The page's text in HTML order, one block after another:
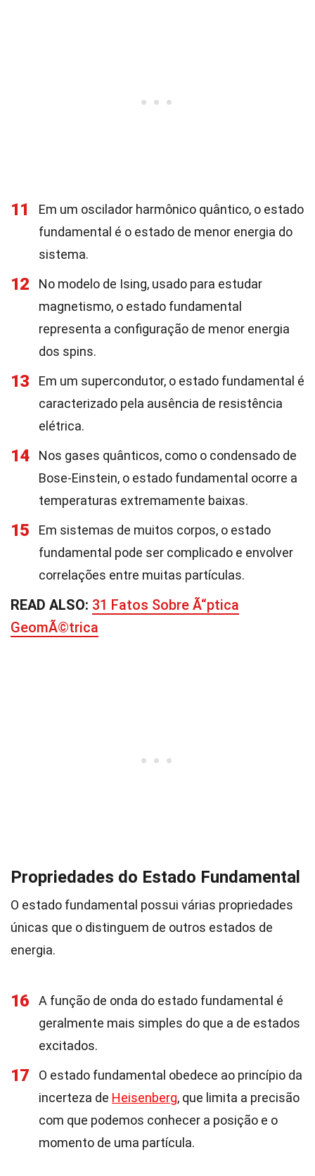
11
Em um oscilador harmônico quântico, o estado
fundamental é o estado de menor energia do
sistema.
12
No modelo de Ising, usado para estudar
magnetismo, o estado fundamental
representa a configuração de menor energia
dos spins.
13
Em um supercondutor, o estado fundamental é
caracterizado pela ausência de resistência
elétrica.
14
Nos gases quânticos, como o condensado de
Bose-Einstein, o estado fundamental ocorre a
temperaturas extremamente baixas.
15
Em sistemas de muitos corpos, o estado
fundamental pode ser complicado e envolver
correlações entre muitas partículas.
READ ALSO: 31 Fatos Sobre Ã“ptica
GeomÃ©trica
Propriedades do Estado Fundamental
O estado fundamental possui várias propriedades
únicas que o distinguem de outros estados de
energia.
16
A função de onda do estado fundamental é
geralmente mais simples do que a de estados
excitados.
17
O estado fundamental obedece ao princípio da
incerteza de Heisenberg, que limita a precisão
com que podemos conhecer a posição e o
momento de uma partícula.